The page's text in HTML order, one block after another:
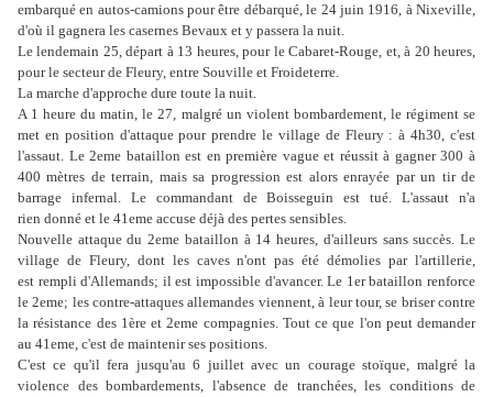
embarqué en autos-camions pour être débarqué,le 24 juin 1916, à Nixeville,
d'où il gagnera les casernes Bevaux et y passera la nuit.
Le lendemain 25, départ à 13 heures, pour le Cabaret-Rouge, et, à 20 heures,
pour le secteur de Fleury, entre Souville et Froideterre.
La marche d'approche dure toute la nuit.
A 1 heure du matin, le 27, malgré un violent bombardement, le régiment se
met en position d'attaque pour prendre le village de Fleury : à 4h30, c'est
l'assaut. Le 2eme bataillon est en première vague et réussit à gagner 300 à
400 mètres de terrain, mais sa progression est alors enrayée par un tir de
barrage infernal. Le commandant de Boisseguin est tué. L'assaut n'a
rien donné et le 41eme accuse déjà des pertes sensibles.
Nouvelle attaquedu 2eme bataillon à 14 heures, d'ailleurs sans succès. Le
village de Fleury, dont les caves n'ont pas été démolies par l'artillerie,
est rempli d'Allemands; il est impossible d'avancer. Le 1er bataillonrenforce
le 2eme; les contre-attaques allemandes viennent, à leurtour, se briser contre
la résistance des 1ère et 2eme compagnies. Tout ce que l'on peut demander
au 41eme, c'est de maintenir ses positions.
C'est ce qu'il fera jusqu'au 6 juillet avec un courage stoïque, malgré la
violence des bombardements, l'absence de tranchées, les conditions de